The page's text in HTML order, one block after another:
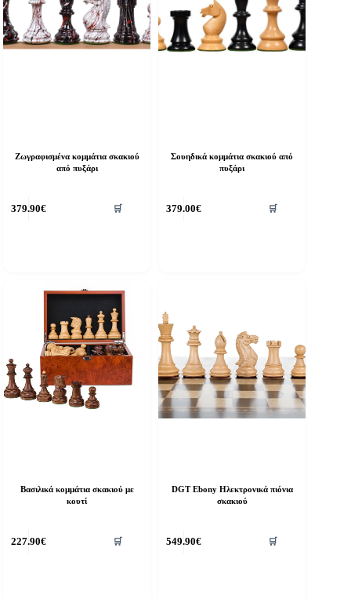
Ζωγραφισμένα κομμάτια σκακιού
από πυξάρι
379.90€ 🛒
Σουηδικά κομμάτια σκακιού από
πυξάρι
379.00€ 🛒
Βασιλικά κομμάτια σκακιού με
κουτί
227.90€ 🛒
DGT Ebony Ηλεκτρονικά πιόνια
σκακιού
549.90€ 🛒